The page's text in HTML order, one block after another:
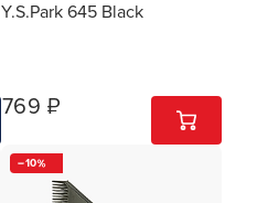
Y.S.Park 645 Black
769 ₽ 1 ШТ
10